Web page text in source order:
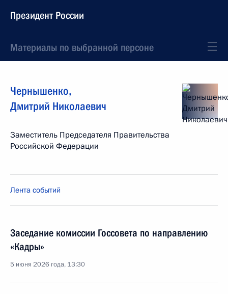
Президент России
Материалы по выбранной персоне
Чернышенко,
Дмитрий Николаевич
Заместитель Председателя Правительства
Российской Федерации
Лента событий
Заседание комиссии Госсовета по направлению
«Кадры»
5 июня 2026 года, 13:30